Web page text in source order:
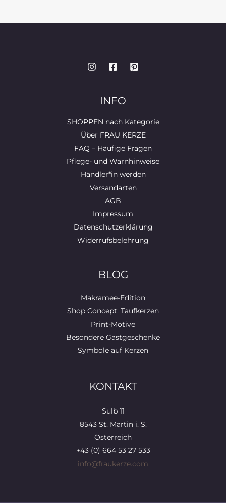
INFO
SHOPPEN nach Kategorie
Über FRAU KERZE
FAQ – Häufige Fragen
Pflege- und Warnhinweise
Händler*in werden
Versandarten
AGB
Impressum
Datenschutzerklärung
Widerrufsbelehrung
BLOG
Makramee-Edition
Shop Concept: Taufkerzen
Print-Motive
Besondere Gastgeschenke
Symbole auf Kerzen
KONTAKT
Sulb 11
8543 St. Martin i. S.
Österreich
+43 (0) 664 53 27 533
info@fraukerze.com